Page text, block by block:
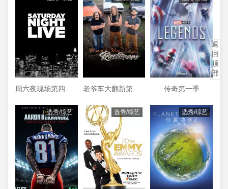
周六夜现场第四十四季 老爷车大翻新第三季 传奇第一季
选秀/综艺 选秀/综艺 选秀/综艺
返
回
顶
部